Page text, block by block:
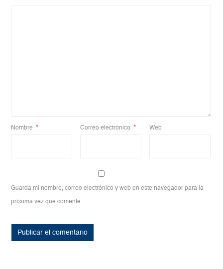
Nombre * Correo electrónico * Web
Guarda mi nombre, correo electrónico y web en este navegador para la
próxima vez que comente.